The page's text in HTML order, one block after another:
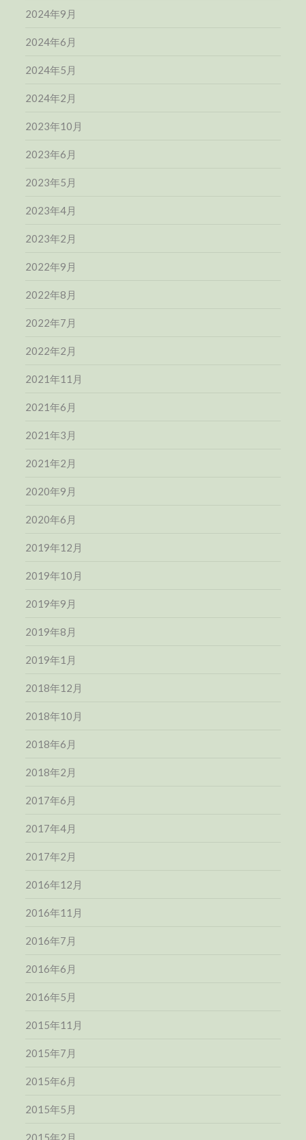
2024年9月
2024年6月
2024年5月
2024年2月
2023年10月
2023年6月
2023年5月
2023年4月
2023年2月
2022年9月
2022年8月
2022年7月
2022年2月
2021年11月
2021年6月
2021年3月
2021年2月
2020年9月
2020年6月
2019年12月
2019年10月
2019年9月
2019年8月
2019年1月
2018年12月
2018年10月
2018年6月
2018年2月
2017年6月
2017年4月
2017年2月
2016年12月
2016年11月
2016年7月
2016年6月
2016年5月
2015年11月
2015年7月
2015年6月
2015年5月
2015年2月